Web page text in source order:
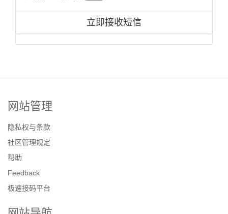
立即接收短信
网站管理
隐私权与条款
社区管理规定
帮助
Feedback
极速接码平台